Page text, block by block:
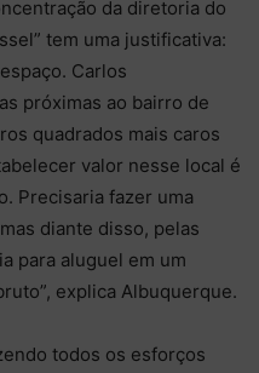
da diretoria do
tem uma justificativa:
Carlos
próximas ao bairro de
quadrados mais caros
valor nesse local é
Precisaria fazer uma
diante disso, pelas
para aluguel em um
explica Albuquerque.
todos os esforços